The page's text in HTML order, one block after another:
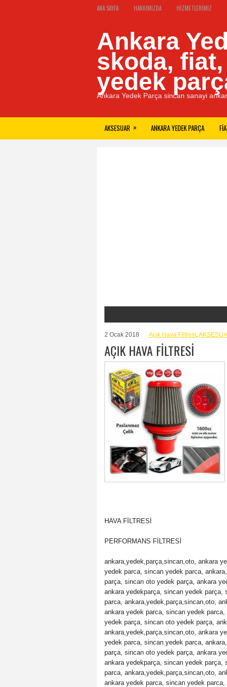
ANA SAYFA HAKKIMIZDA HIZMETLERIMIZ
Ankara
skoda,
yedek
Ankara Yedek Parça sincan sanayi
AKSESUAR » ANKARA YEDEK PARÇA
2 Ocak 2018 Açık Hava Filtresi,
AÇIK HAVA FİLTRESİ
HAVA FİLTRESİ
PERFORMANS FİLTRESİ
ankara,yedek,parça,sincan,oto, ankara
yedek parca, sincan yedek parca,
parça, sincan oto yedek parça, ankara
ankara yedekparça, sincan yedek
parca, ankara,yedek,parça,sincan,oto,
ankara yedek parca, sincan yedek
yedek parça, sincan oto yedek parça,
ankara,yedek,parça,sincan,oto, ankara
yedek parca, sincan yedek parca,
parça, sincan oto yedek parça, ankara
ankara yedekparça, sincan yedek
parca, ankara,yedek,parça,sincan,oto,
ankara yedek parca, sincan yedek